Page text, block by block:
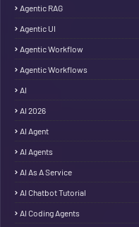
Agentic RAG
Agentic UI
Agentic Workflow
Agentic Workflows
AI
AI 2026
AI Agent
AI Agents
AI As A Service
AI Chatbot Tutorial
AI Coding Agents